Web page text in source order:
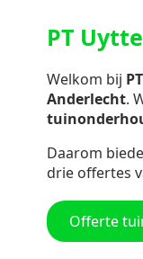
PT
Welkom bij
Anderlecht.
Daarom
drie offertes
Offerte